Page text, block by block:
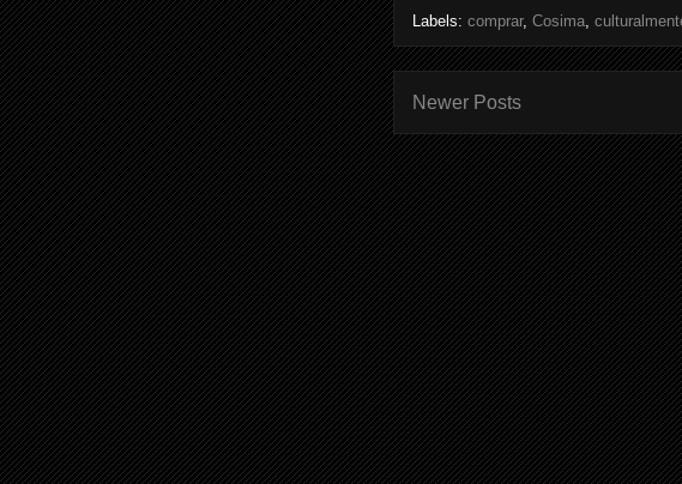
Labels: comprar, Cosima,
Newer Posts